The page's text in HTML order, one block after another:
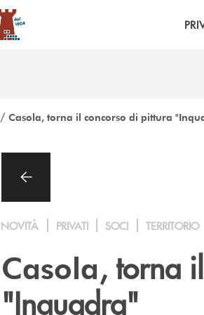
/ Casola, torna il concorso di pittura
NOVITÀ PRIVATI SOCI TERRITORIO
Casola, torna
"Inquadra"